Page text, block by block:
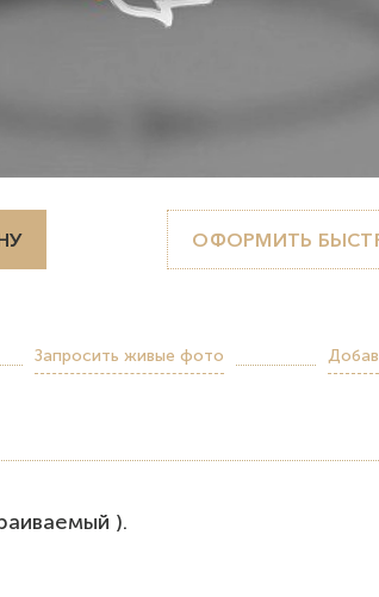
ОФОРМИТЬ
Запросить живые фото
).